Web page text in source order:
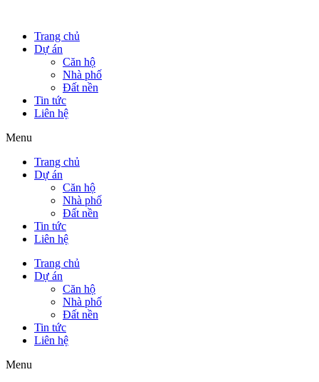
Trang chủ
Dự án
Căn hộ
Nhà phố
Đất nền
Tin tức
Liên hệ
Menu
Trang chủ
Dự án
Căn hộ
Nhà phố
Đất nền
Tin tức
Liên hệ
Trang chủ
Dự án
Căn hộ
Nhà phố
Đất nền
Tin tức
Liên hệ
Menu